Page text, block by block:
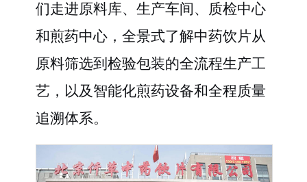
们走进原料库、生产车间、质检中心
和煎药中心，全景式了解中药饮片从
原料筛选到检验包装的全流程生产工
艺，以及智能化煎药设备和全程质量
追溯体系。